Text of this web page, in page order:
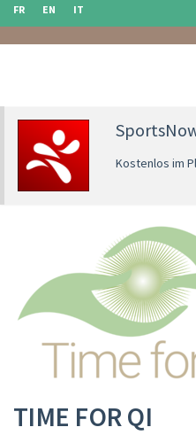
FR EN IT
Kostenlos im
TIME FOR QI